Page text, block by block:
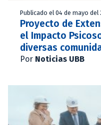
Publicado el 04 de mayo del
Proyecto de
el Impacto
diversas
Por Noticias UBB